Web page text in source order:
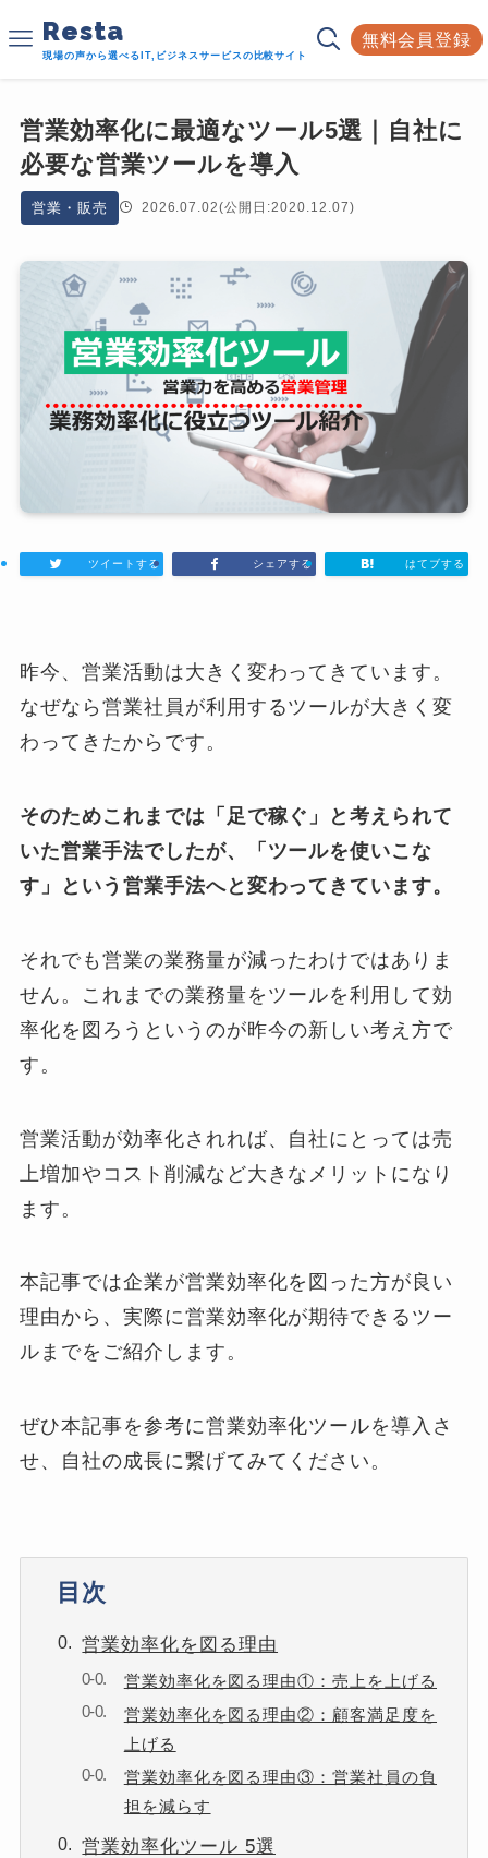
Resta
現場の声から選べるIT,ビジネスサービスの比較サイト
無料会員登録
営業効率化に最適なツール5選｜自社に
必要な営業ツールを導入
営業・販売 2026.07.02(公開日:2020.12.07)
ツイートする シェアする はてブする
昨今、営業活動は大きく変わってきています。
なぜなら営業社員が利用するツールが大きく変
わってきたからです。
そのためこれまでは「足で稼ぐ」と考えられて
いた営業手法でしたが、「ツールを使いこな
す」という営業手法へと変わってきています。
それでも営業の業務量が減ったわけではありま
せん。これまでの業務量をツールを利用して効
率化を図ろうというのが昨今の新しい考え方で
す。
営業活動が効率化されれば、自社にとっては売
上増加やコスト削減など大きなメリットになり
ます。
本記事では企業が営業効率化を図った方が良い
理由から、実際に営業効率化が期待できるツー
ルまでをご紹介します。
ぜひ本記事を参考に営業効率化ツールを導入さ
せ、自社の成長に繋げてみてください。
目次
営業効率化を図る理由
営業効率化を図る理由①：売上を上げる
営業効率化を図る理由②：顧客満足度を
上げる
営業効率化を図る理由③：営業社員の負
担を減らす
営業効率化ツール 5選